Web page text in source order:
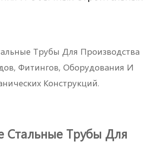
Трубы Для Производства
Фитингов, Оборудования И
Конструкций.
Стальные Трубы Для